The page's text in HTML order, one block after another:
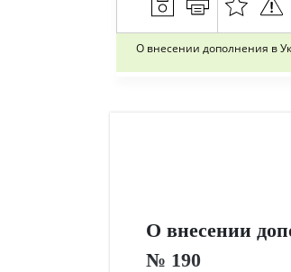
О внесении дополнения в
О внесении
№ 190